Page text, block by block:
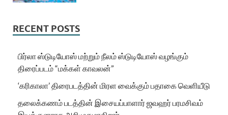
RECENT POSTS
பிர்லா ஸ்டுடியோஸ் மற்றும் நீலம் ஸ்டுடியோஸ் வழங்கும்
திரைப்படம் “மக்கள் காவலன்”
‘கரிகாலா’ திரைபடத்தின் மிரள வைக்கும் பதாகை வெளியீடு
தலைக்கணம் படத்தின் இசையப்பாளார் ஜவஹர் பரமசிவம்